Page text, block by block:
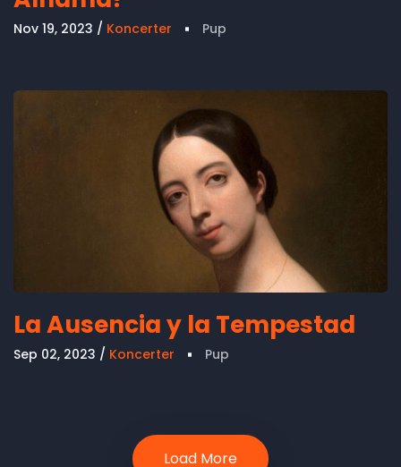
Nov 19, 2023 Koncerter Pup
La Ausencia y la Tempestad
Sep 02, 2023 Koncerter Pup
Load More